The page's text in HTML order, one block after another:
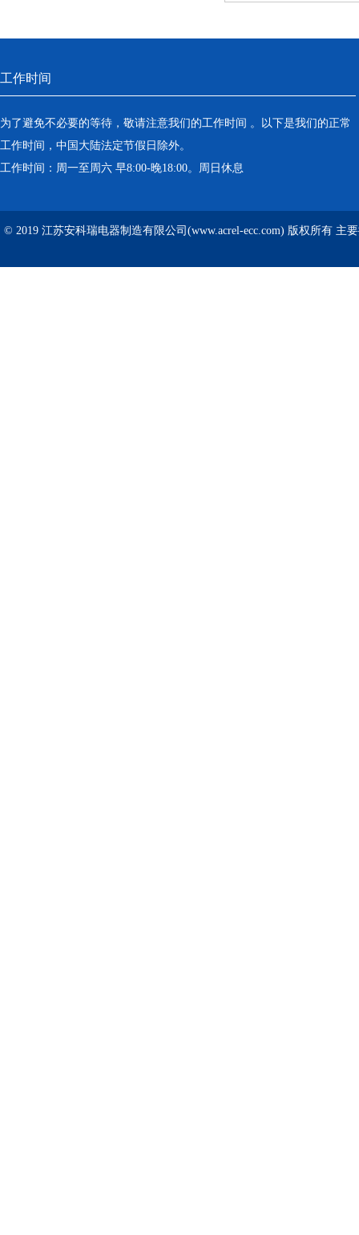
工作时间
为了避免不必要的等待，敬请注意我们的工作时间 。以下是我们的正常
工作时间，中国大陆法定节假日除外。
工作时间：周一至周六 早8:00-晚18:00。周日休息
© 2019 江苏安科瑞电器制造有限公司(www.acrel-ecc.com) 版权所有 主